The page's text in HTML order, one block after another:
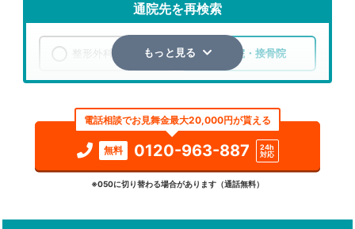
通院先を再検索
整形外科 整骨院・接骨院
検索する
詳細条件で絞り込む
もっと見る
電話相談でお見舞金最大20,000円が貰える
無料 0120-963-887
24h
対応
※050に切り替わる場合があります（通話無料）